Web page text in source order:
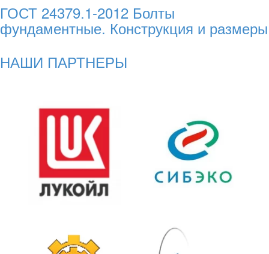
ГОСТ 24379.1-2012 Болты
фундаментные. Конструкция и размеры
НАШИ ПАРТНЕРЫ